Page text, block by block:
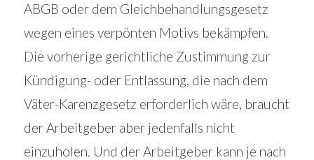
ABGB oder dem Gleichbehandlungsgesetz
wegen eines verpönten Motivs bekämpfen.
Die vorherige gerichtliche Zustimmung zur
Kündigung- oder Entlassung, die nach dem
Väter-Karenzgesetz erforderlich wäre, braucht
der Arbeitgeber aber jedenfalls nicht
einzuholen. Und der Arbeitgeber kann je nach